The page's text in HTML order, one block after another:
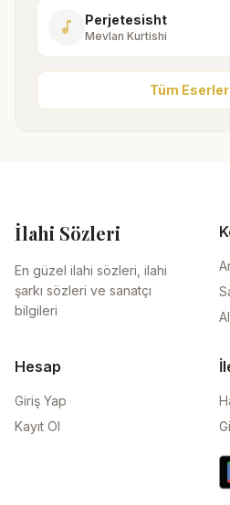
music_note Perjetesisht
Mevlan Kurtishi
Tüm
İlahi Sözleri
En güzel ilahi sözleri, ilahi
şarkı sözleri ve sanatçı
bilgileri
Hesap
Giriş Yap
Kayıt Ol